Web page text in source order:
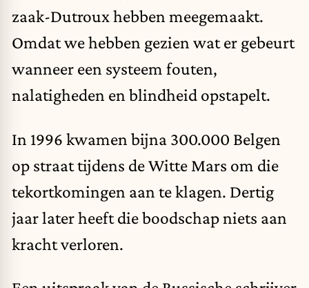
zaak-Dutroux hebben meegemaakt.
Omdat we hebben gezien wat er gebeurt
wanneer een systeem fouten,
nalatigheden en blindheid opstapelt.
In 1996 kwamen bijna 300.000 Belgen
op straat tijdens de Witte Mars om die
tekortkomingen aan te klagen. Dertig
jaar later heeft die boodschap niets aan
kracht verloren.